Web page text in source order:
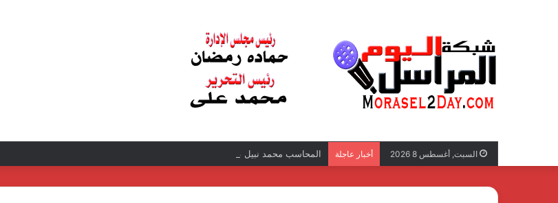
السبت, أغسطس 8 2026 أخبار عاجلة المحاسب محمد نبيل عبد الغفار فولي.. قيادة إدارية ناجحة على رأس فرع إيرادات طامية